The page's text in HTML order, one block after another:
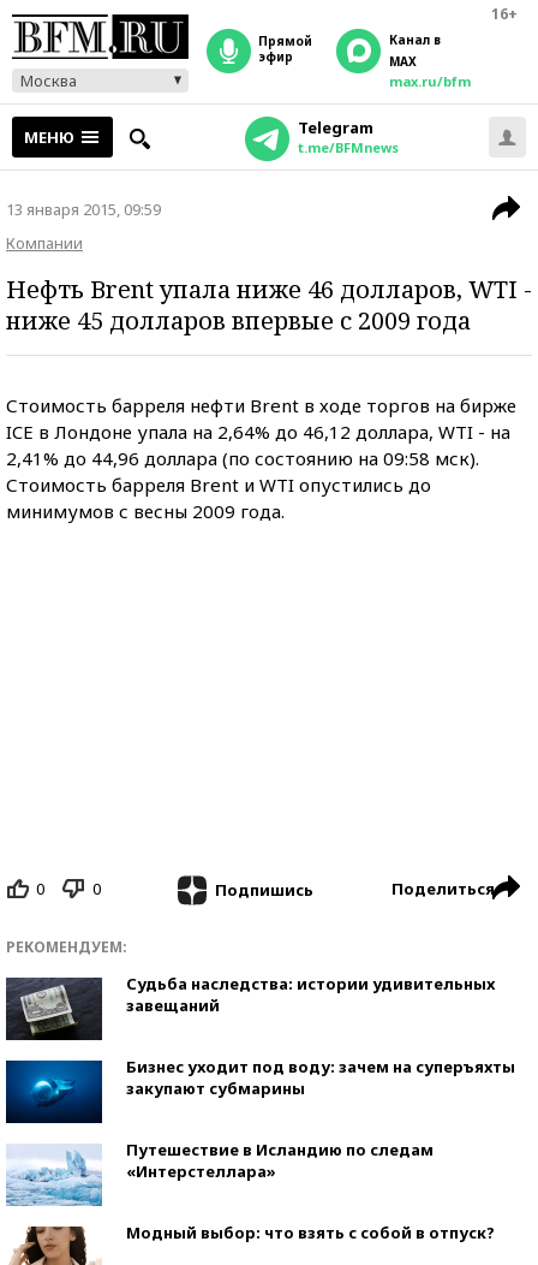
16+
Москва
прямой
эфир
Канал в
MAX
max.ru/bfm
МЕНЮ Telegram
t.me/BFMnews
13 января 2015, 09:59
Компании
Нефть Brent упала ниже 46 долларов, WTI -
ниже 45 долларов впервые с 2009 года
Стоимость барреля нефти Brent в ходе торгов на бирже
ICE в Лондоне упала на 2,64% до 46,12 доллара, WTI - на
2,41% до 44,96 доллара (по состоянию на 09:58 мск).
Стоимость барреля Brent и WTI опустились до
минимумов с весны 2009 года.
0 0 Подпишись Поделиться
РЕКОМЕНДУЕМ:
Судьба наследства: истории удивительных
завещаний
Бизнес уходит под воду: зачем на суперъяхты
закупают субмарины
Путешествие в Исландию по следам
«Интерстеллара»
Модный выбор: что взять с собой в отпуск?